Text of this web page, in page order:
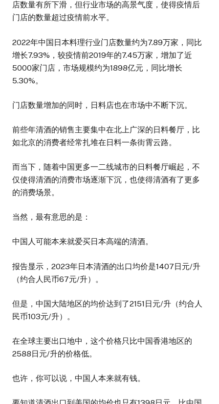
店数量有所下滑，但行业市场的高景气度，使得疫情后
门店的数量超过疫情前水平。
2022年中国日本料理行业门店数量约为7.89万家，同比
增长7.93%，较疫情前2019年的7.45万家，增加了近
5000家门店，市场规模约为1898亿元，同比增长
5.30%。
门店数量增加的同时，日料店也在市场中不断下沉。
前些年清酒的销售主要集中在北上广深的日料餐厅，比
如北京的消费者经常扎堆在日料一条街霄云路。
而当下，随着中国更多一二线城市的日料餐厅崛起，不
仅使得清酒的消费市场逐渐下沉，也使得清酒有了更多
的消费场景。
当然，最有意思的是：
中国人可能本来就爱买日本高端的清酒。
报告显示，2023年日本清酒的出口均价是1407日元/升
（约合人民币67元/升）。
但是，中国大陆地区的均价达到了2151日元/升（约合人
民币103元/升）。
在全球主要出口地中，这个价格只比中国香港地区的
2588日元/升的价格低。
也许，你可以说，中国人本来就有钱。